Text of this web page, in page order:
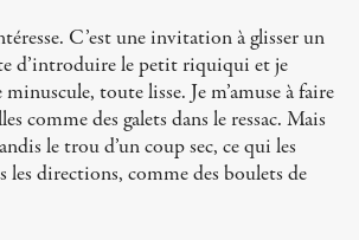
C’est une invitation à glisser un
d’introduire le petit riquiqui et je
toute lisse. Je m’amuse à faire
comme des galets dans le ressac. Mais
le trou d’un coup sec, ce qui les
les directions, comme des boulets de